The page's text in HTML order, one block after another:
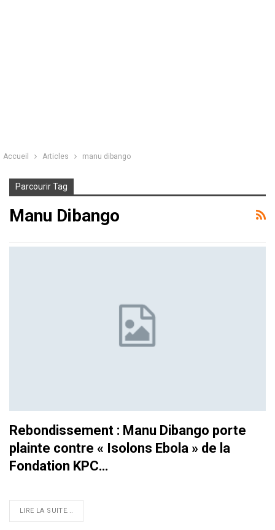
Accueil Articles manu dibango
Parcourir Tag
Manu Dibango
Rebondissement : Manu Dibango porte
plainte contre « Isolons Ebola » de la
Fondation KPC…
LIRE LA SUITE...